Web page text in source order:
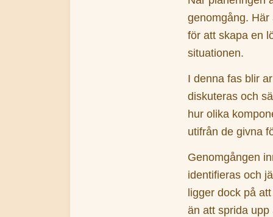
genomgång.
för att skapa en
situationen.
I denna fas blir
diskuteras och
hur olika
utifrån de givna
Genomgången
identifieras och
ligger dock på
än att sprida